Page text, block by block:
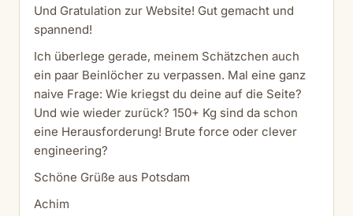
Und Gratulation zur Website! Gut gemacht und
spannend!
Ich überlege gerade, meinem Schätzchen auch
ein paar Beinlöcher zu verpassen. Mal eine ganz
naive Frage: Wie kriegst du deine auf die Seite?
Und wie wieder zurück? 150+ Kg sind da schon
eine Herausforderung! Brute force oder clever
engineering?
Schöne Grüße aus Potsdam
Achim